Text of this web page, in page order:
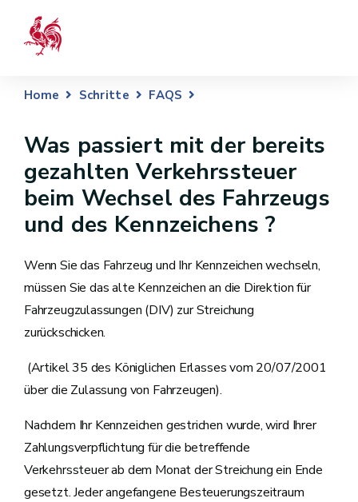
Home Schritte FAQS
Was passiert mit der bereits
gezahlten Verkehrssteuer
beim Wechsel des Fahrzeugs
und des Kennzeichens ?
Wenn Sie das Fahrzeug und Ihr Kennzeichen wechseln,
müssen Sie das alte Kennzeichen an die Direktion für
Fahrzeugzulassungen (DIV) zur Streichung
zurückschicken.
(Artikel 35 des Königlichen Erlasses vom 20/07/2001
über die Zulassung von Fahrzeugen).
Nachdem Ihr Kennzeichen gestrichen wurde, wird Ihrer
Zahlungsverpflichtung für die betreffende
Verkehrssteuer ab dem Monat der Streichung ein Ende
gesetzt. Jeder angefangene Besteuerungszeitraum